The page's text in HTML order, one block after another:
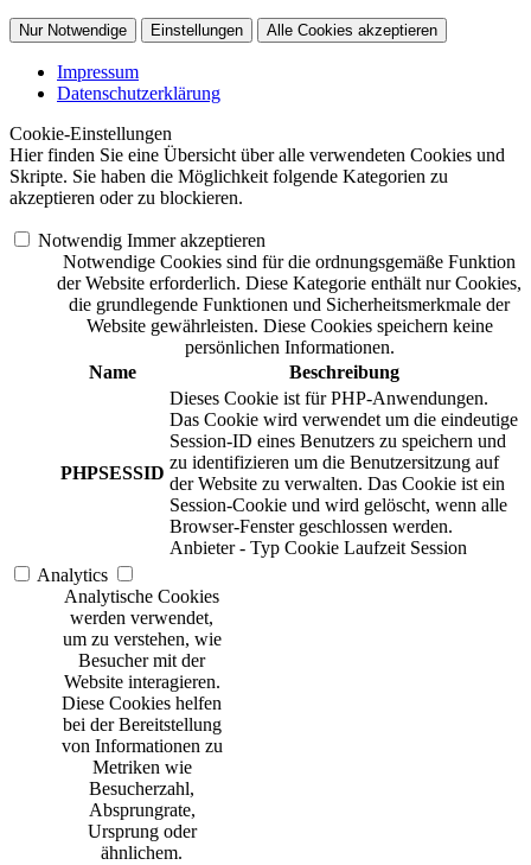
Nur Notwendige Einstellungen Alle Cookies akzeptieren
Impressum
Datenschutzerklärung
Cookie-Einstellungen
Hier finden Sie eine Übersicht über alle verwendeten Cookies und
Skripte. Sie haben die Möglichkeit folgende Kategorien zu
akzeptieren oder zu blockieren.
Notwendig Immer akzeptieren
Notwendige Cookies sind für die ordnungsgemäße Funktion
der Website erforderlich. Diese Kategorie enthält nur Cookies,
die grundlegende Funktionen und Sicherheitsmerkmale der
Website gewährleisten. Diese Cookies speichern keine
persönlichen Informationen.
Name
Beschreibung
PHPSESSID
Dieses Cookie ist für PHP-Anwendungen.
Das Cookie wird verwendet um die eindeutige
Session-ID eines Benutzers zu speichern und
zu identifizieren um die Benutzersitzung auf
der Website zu verwalten. Das Cookie ist ein
Session-Cookie und wird gelöscht, wenn alle
Browser-Fenster geschlossen werden.
Anbieter - Typ Cookie Laufzeit Session
Analytics
Analytische Cookies
werden verwendet,
um zu verstehen, wie
Besucher mit der
Website interagieren.
Diese Cookies helfen
bei der Bereitstellung
von Informationen zu
Metriken wie
Besucherzahl,
Absprungrate,
Ursprung oder
ähnlichem.